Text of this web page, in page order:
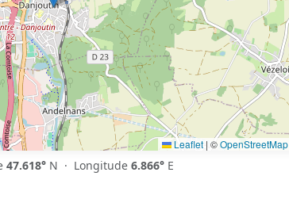
Leaflet | ©OpenStreetMap
47.618° N · Longitude 6.866° E